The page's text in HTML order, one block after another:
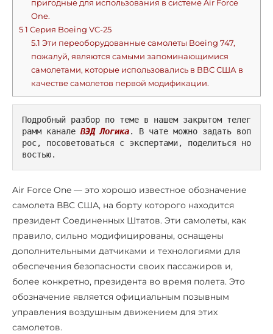
пригодные для использования в системе Air Force
One.
51 Серия Boeing VC-25
5.1 Эти переоборудованные самолеты Boeing 747,
пожалуй, являются самыми запоминающимися
самолетами, которые использовались в ВВС США в
качестве самолетов первой модификации.
Подробный разбор по теме в нашем закрытом телег
рамм канале ВЭД Логика. В чате можно задать воп
рос, посоветоваться с экспертами, поделиться но
востью.
Air Force One — это хорошо известное обозначение
самолета ВВС США, на борту которого находится
президент Соединенных Штатов. Эти самолеты, как
правило, сильно модифицированы, оснащены
дополнительными датчиками и технологиями для
обеспечения безопасности своих пассажиров и,
более конкретно, президента во время полета. Это
обозначение является официальным позывным
управления воздушным движением для этих
самолетов.